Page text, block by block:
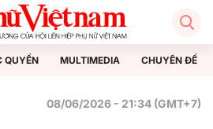
QUYỀN MULTIMEDIA CHUYÊN ĐỀ
08/06/2026 - 21:34 (GMT+7)